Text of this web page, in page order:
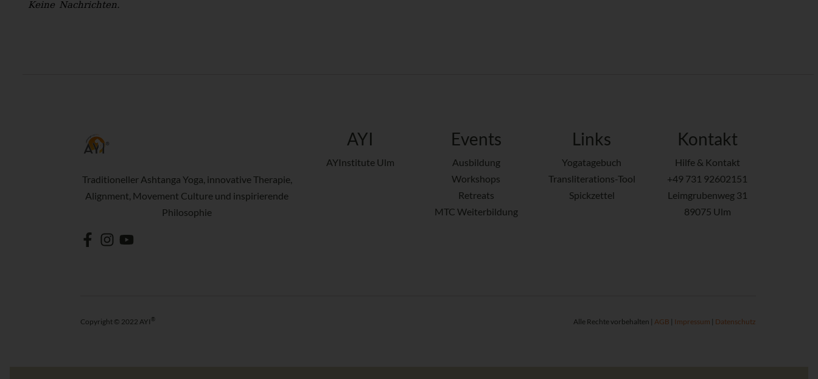
Keine Nachrichten.
Traditioneller Ashtanga Yoga, innovative Therapie,
Alignment, Movement Culture und inspirierende
Philosophie
AYI
AYInstitute Ulm
Events
Ausbildung
Workshops
Retreats
MTC Weiterbildung
Links
Yogatagebuch
Transliterations-Tool
Spickzettel
Kontakt
Hilfe & Kontakt
+49 731 92602151
Leimgrubenweg 31
89075 Ulm
Copyright © 2022 AYI ® Alle Rechte vorbehalten | AGB | Impressum | Datenschutz